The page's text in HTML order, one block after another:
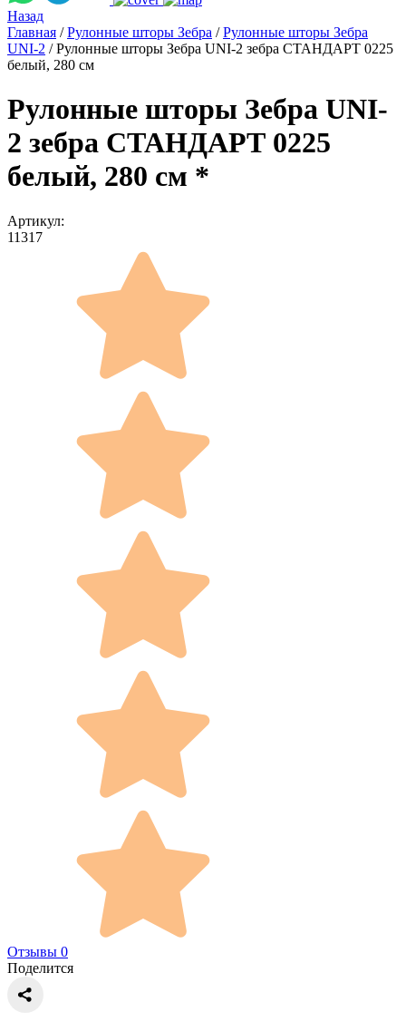
Назад
Главная / Рулонные шторы Зебра / Рулонные шторы Зебра
UNI-2 / Рулонные шторы Зебра UNI-2 зебра СТАНДАРТ 0225
белый, 280 см
Рулонные шторы Зебра UNI-
2 зебра СТАНДАРТ 0225
белый, 280 см *
Артикул:
11317
Отзывы 0
Поделится